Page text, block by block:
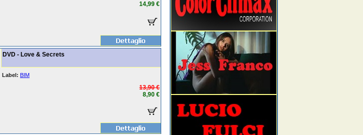
14,99 €
DVD - Love & Secrets
Label: BIM
13,90 €
8,90 €